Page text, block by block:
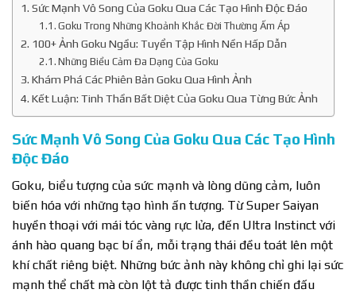
Sức Mạnh Vô Song Của Goku Qua Các Tạo Hình Độc Đáo
Goku Trong Những Khoảnh Khắc Đời Thường Ấm Áp
100+ Ảnh Goku Ngầu: Tuyển Tập Hình Nền Hấp Dẫn
Những Biểu Cảm Đa Dạng Của Goku
Khám Phá Các Phiên Bản Goku Qua Hình Ảnh
Kết Luận: Tinh Thần Bất Diệt Của Goku Qua Từng Bức Ảnh
Sức Mạnh Vô Song Của Goku Qua Các Tạo Hình
Độc Đáo
Goku, biểu tượng của sức mạnh và lòng dũng cảm, luôn
biến hóa với những tạo hình ấn tượng. Từ Super Saiyan
huyền thoại với mái tóc vàng rực lửa, đến Ultra Instinct với
ánh hào quang bạc bí ẩn, mỗi trạng thái đều toát lên một
khí chất riêng biệt. Những bức ảnh này không chỉ ghi lại sức
mạnh thể chất mà còn lột tả được tinh thần chiến đấu